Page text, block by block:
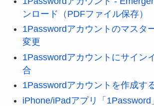
ンロード（PDFファイル保存）
1Passwordアカウントのマスタ
変更
1Passwordアカウントにサイン
合
1Passwordアカウントを作成す
iPhone/iPadアプリ「1Password